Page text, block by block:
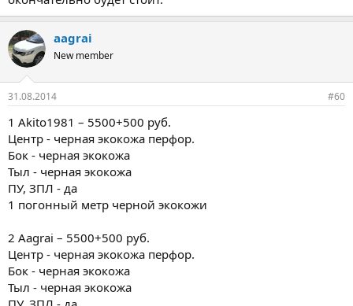
aagrai
New member
31.08.2014 #60
1 Akito1981 – 5500+500 руб.
Центр - черная экокожа перфор.
Бок - черная экокожа
Тыл - черная экокожа
ПУ, ЗПЛ - да
1 погонный метр черной экокожи
2 Aagrai – 5500+500 руб.
Центр - черная экокожа перфор.
Бок - черная экокожа
Тыл - черная экокожа